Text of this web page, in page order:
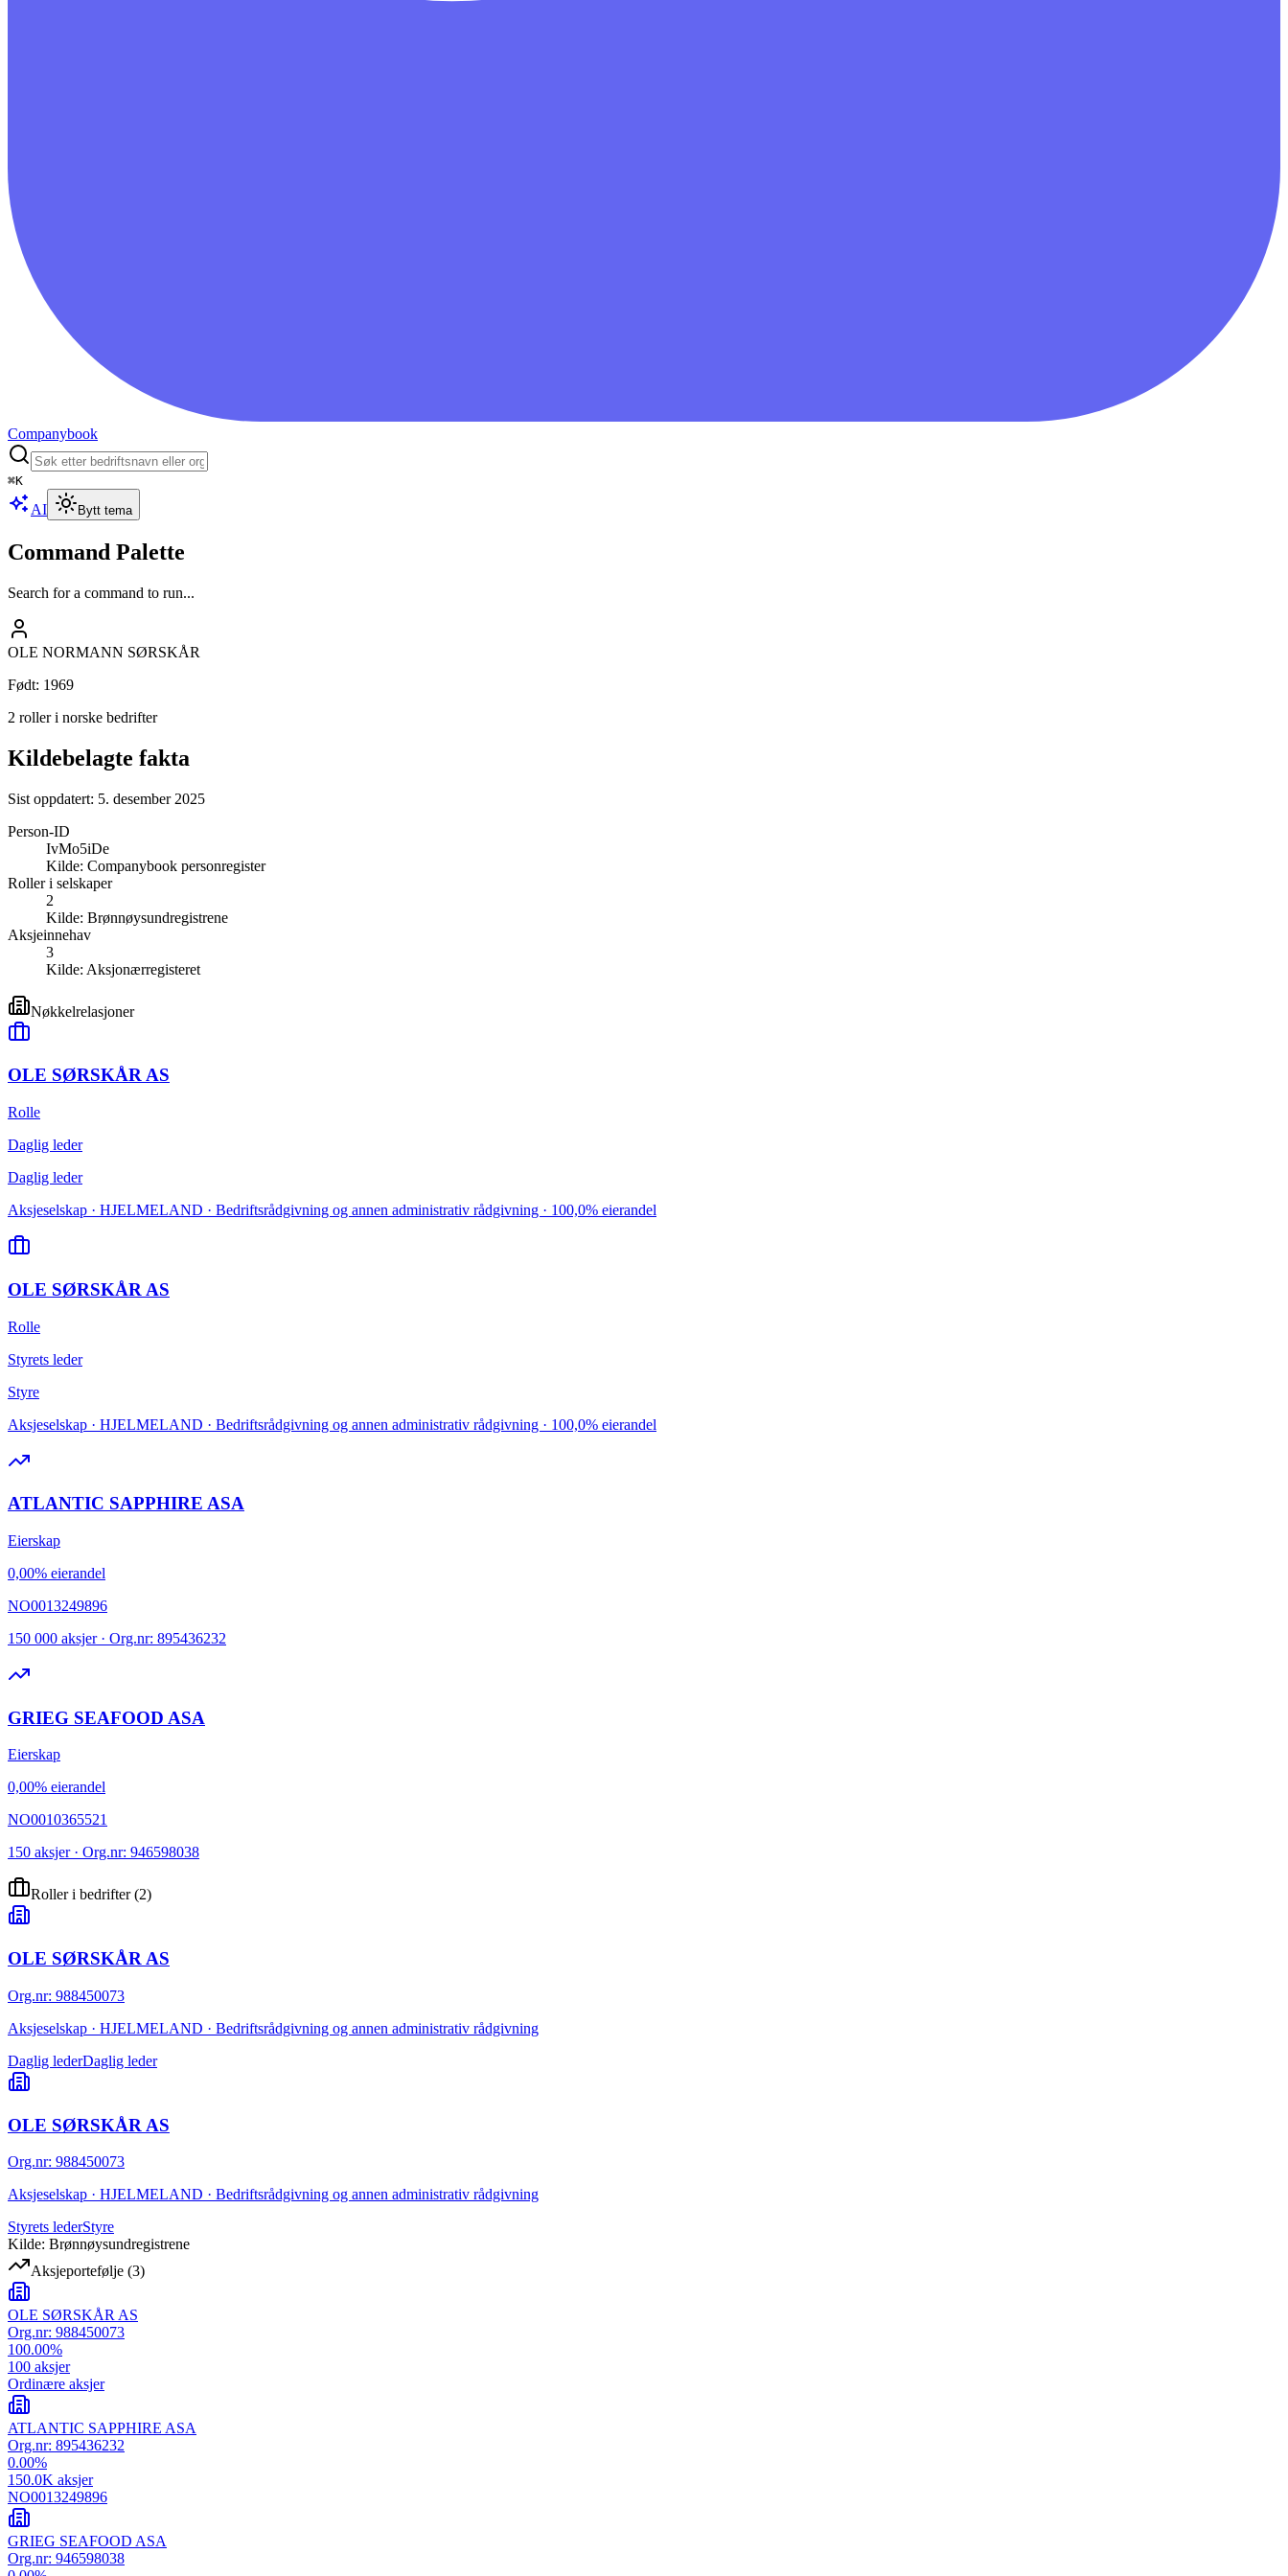
Companybook
⌘K
AI Bytt tema
Command Palette
Search for a command to run...
OLE NORMANN SØRSKÅR
Født: 1969
2 roller i norske bedrifter
Kildebelagte fakta
Sist oppdatert: 5. desember 2025
Person-ID
IvMo5iDe
Kilde: Companybook personregister
Roller i selskaper
2
Kilde: Brønnøysundregistrene
Aksjeinnehav
3
Kilde: Aksjonærregisteret
Nøkkelrelasjoner
OLE SØRSKÅR AS
Rolle
Daglig leder
Daglig leder
Aksjeselskap · HJELMELAND · Bedriftsrådgivning og annen administrativ rådgivning · 100,0% eierandel
OLE SØRSKÅR AS
Rolle
Styrets leder
Styre
Aksjeselskap · HJELMELAND · Bedriftsrådgivning og annen administrativ rådgivning · 100,0% eierandel
ATLANTIC SAPPHIRE ASA
Eierskap
0,00% eierandel
NO0013249896
150 000 aksjer · Org.nr: 895436232
GRIEG SEAFOOD ASA
Eierskap
0,00% eierandel
NO0010365521
150 aksjer · Org.nr: 946598038
Roller i bedrifter(2)
OLE SØRSKÅR AS
Org.nr: 988450073
Aksjeselskap · HJELMELAND · Bedriftsrådgivning og annen administrativ rådgivning
Daglig lederDaglig leder
OLE SØRSKÅR AS
Org.nr: 988450073
Aksjeselskap · HJELMELAND · Bedriftsrådgivning og annen administrativ rådgivning
Styrets lederStyre
Kilde: Brønnøysundregistrene
Aksjeportefølje (3)
OLE SØRSKÅR AS
Org.nr: 988450073
100.00%
100 aksjer
Ordinære aksjer
ATLANTIC SAPPHIRE ASA
Org.nr: 895436232
0.00%
150.0K aksjer
NO0013249896
GRIEG SEAFOOD ASA
Org.nr: 946598038